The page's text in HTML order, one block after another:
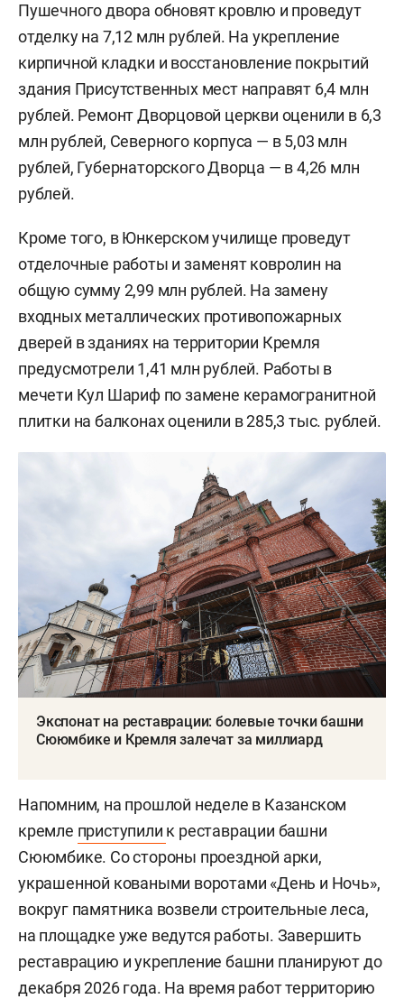
Пушечного двора обновят кровлю и проведут
отделку на 7,12 млн рублей. На укрепление
кирпичной кладки и восстановление покрытий
здания Присутственных мест направят 6,4 млн
рублей. Ремонт Дворцовой церкви оценили в 6,3
млн рублей, Северного корпуса — в 5,03 млн
рублей, Губернаторского Дворца — в 4,26 млн
рублей.
Кроме того, в Юнкерском училище проведут
отделочные работы и заменят ковролин на
общую сумму 2,99 млн рублей. На замену
входных металлических противопожарных
дверей в зданиях на территории Кремля
предусмотрели 1,41 млн рублей. Работы в
мечети Кул Шариф по замене керамогранитной
плитки на балконах оценили в 285,3 тыс. рублей.
Экспонат на реставрации: болевые точки башни
Сююмбике и Кремля залечат за миллиард
Напомним, на прошлой неделе в Казанском
кремле приступили к реставрации башни
Сююмбике. Со стороны проездной арки,
украшенной коваными воротами «День и Ночь»,
вокруг памятника возвели строительные леса,
на площадке уже ведутся работы. Завершить
реставрацию и укрепление башни планируют до
декабря 2026 года. На время работ территорию